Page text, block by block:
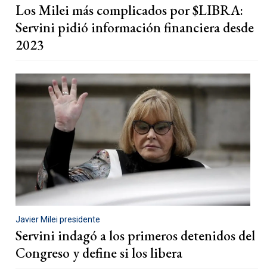
Los Milei más complicados por $LIBRA:
Servini pidió información financiera desde
2023
Javier Milei presidente
Servini indagó a los primeros detenidos del
Congreso y define si los libera